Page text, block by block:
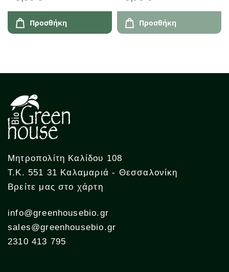
Προσθήκη Προσθήκη
Μητροπολίτη Καλίδου 108
Τ.Κ. 551 31 Καλαμαριά - Θεσσαλονίκη
Βρείτε μας στο χάρτη
info@greenhousebio.gr
sales@greenhousebio.gr
2310 413 795